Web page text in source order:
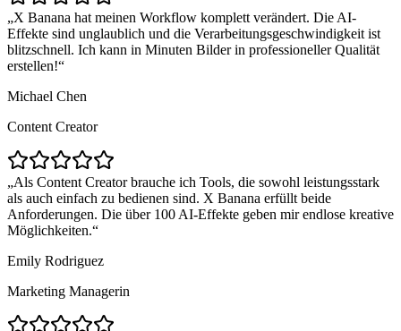
X Banana hat meinen Workflow komplett verändert. Die AI-
Effekte sind unglaublich und die Verarbeitungsgeschwindigkeit ist
blitzschnell. Ich kann in Minuten Bilder in professioneller Qualität
erstellen!
Michael Chen
Content Creator
Als Content Creator brauche ich Tools, die sowohl leistungsstark
als auch einfach zu bedienen sind. X Banana erfüllt beide
Anforderungen. Die über 100 AI-Effekte geben mir endlose kreative
Möglichkeiten.
Emily Rodriguez
Marketing Managerin